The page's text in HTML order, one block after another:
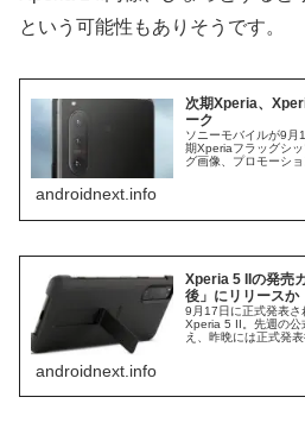
という可能性もありそうです。
次期Xperia、
ーク
ソニーモバイルが9月
期Xperiaフラッグシ
グ画像、プロモーシ
androidnext.info
Xperia 5 IIの発売
後」にリリースか
9月17日に正式発表さ
Xperia 5 II。先週の公
え、昨晩には正式発
androidnext.info